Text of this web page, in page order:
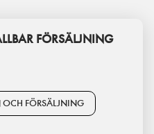
FÖRSÄLJNING
FÖRSÄLJNING